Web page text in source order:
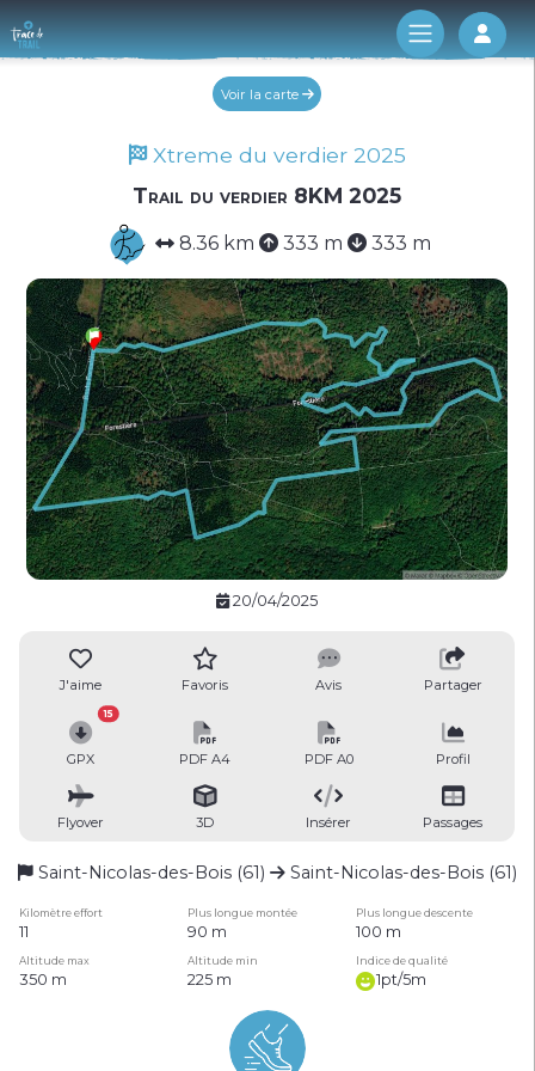
Log
Voir la carte
Xtreme du verdier 2025
Trail du verdier 8KM 2025
8.36 km 333 m 333 m
20/04/2025
J'aime Favoris Avis Partager
GPX
15
PDF A4 PDF A0 Profil
Flyover 3D Insérer Passages
Saint-Nicolas-des-Bois (61) Saint-Nicolas-des-Bois (61)
Kilomètre effort Plus longue montée Plus longue descente
11 90 m 100 m
Altitude max Altitude min Indice de qualité
350 m 225 m 1pt/5m